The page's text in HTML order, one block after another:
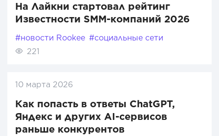
На Лайкни стартовал рейтинг
Известности SMM-компаний 2026
#новости Rookee #социальные сети
221
10 марта 2026
Как попасть в ответы ChatGPT,
Яндекс и других AI-сервисов
раньше конкурентов